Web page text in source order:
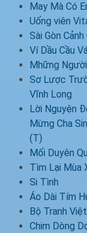
May Mà Có
Uống viên
Sài Gòn
Ví Dầu Cầu
Mhững
Sơ Lược
Vĩnh Long
Lời Nguyện
Mừng Cha
(T)
Mối Duyên
Tìm Lại Mùa
Si Tình
Áo Dài Tím
Bộ Tranh
Chim Dòng